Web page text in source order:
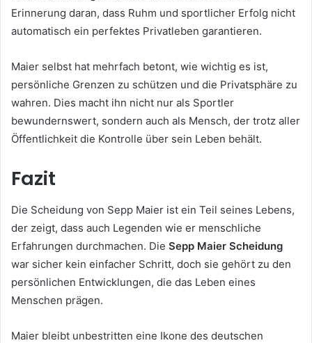
Erinnerung daran, dass Ruhm und sportlicher Erfolg nicht
automatisch ein perfektes Privatleben garantieren.
Maier selbst hat mehrfach betont, wie wichtig es ist,
persönliche Grenzen zu schützen und die Privatsphäre zu
wahren. Dies macht ihn nicht nur als Sportler
bewundernswert, sondern auch als Mensch, der trotz aller
Öffentlichkeit die Kontrolle über sein Leben behält.
Fazit
Die Scheidung von Sepp Maier ist ein Teil seines Lebens,
der zeigt, dass auch Legenden wie er menschliche
Erfahrungen durchmachen. Die Sepp Maier Scheidung
war sicher kein einfacher Schritt, doch sie gehört zu den
persönlichen Entwicklungen, die das Leben eines
Menschen prägen.
Maier bleibt unbestritten eine Ikone des deutschen